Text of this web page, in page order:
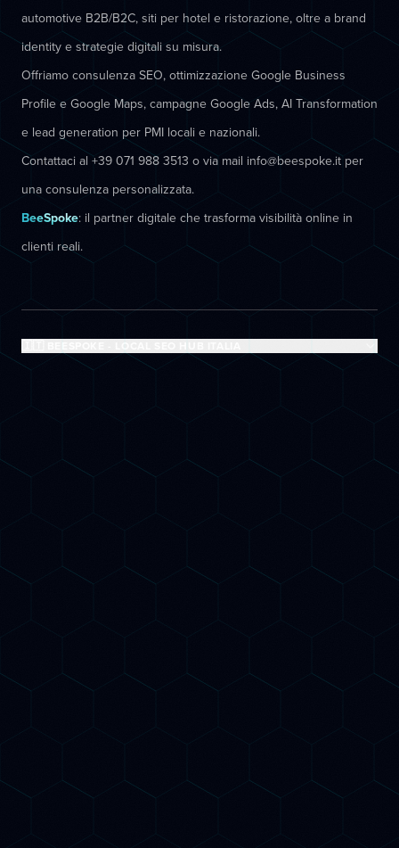
automotive B2B/B2C, siti per hotel e ristorazione, oltre a brand
identity e strategie digitali su misura.
Offriamo consulenza SEO, ottimizzazione Google Business
Profile e Google Maps, campagne Google Ads, AI Transformation
e lead generation per PMI locali e nazionali.
Contattaci al +39 071 988 3513 o via mail info@beespoke.it per
una consulenza personalizzata.
BeeSpoke: il partner digitale che trasforma visibilità online in
clienti reali.